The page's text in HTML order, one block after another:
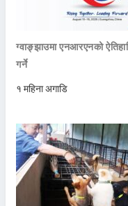
ग्वाङ्झाउमा एनआरएनको
गर्ने
१ महिना अगाडि